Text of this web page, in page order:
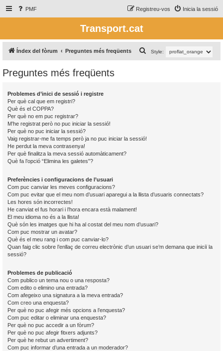
PMF Inicia la sessió
Registreu-vos
Transport.cat
Índex del fòrum Preguntes més freqüents Style:
e
Preguntes més freqüents
Problemes d’inici de sessió i registre
Per què cal que em registri?
Què és el COPPA?
Per què no em puc registrar?
M’he registrat però no puc iniciar la sessió!
Per què no puc iniciar la sessió?
Vaig registrar-me fa temps però ja no puc iniciar la sessió!
He perdut la meva contrasenya!
Per què finalitza la meva sessió automàticament?
Què fa l’opció “Elimina les galetes”?
Preferències i configuracions de l’usuari
Com puc canviar les meves configuracions?
Com puc evitar que el meu nom d’usuari aparegui a la llista d’usuaris connectats?
Les hores són incorrectes!
He canviat el fus horari i l’hora encara està malament!
El meu idioma no és a la llista!
Què són les imatges que hi ha al costat del meu nom d’usuari?
Com puc mostrar un avatar?
Què és el meu rang i com puc canviar-lo?
Quan faig clic sobre l’enllaç de correu electrònic d’un usuari se’m demana que iniciï la
sessió?
Problemes de publicació
Com publico un tema nou o una resposta?
Com edito o elimino una entrada?
Com afegeixo una signatura a la meva entrada?
Com creo una enquesta?
Per què no puc afegir més opcions a l’enquesta?
Com puc editar o eliminar una enquesta?
Per què no puc accedir a un fòrum?
Per què no puc afegir fitxers adjunts?
Per què he rebut un advertiment?
Com puc informar d’una entrada a un moderador?